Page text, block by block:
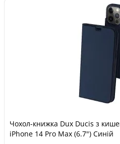
Чохол-книжка Dux Ducis з
iPhone 14 Pro Max (6.7") Синій